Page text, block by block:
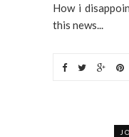
How i
this news...